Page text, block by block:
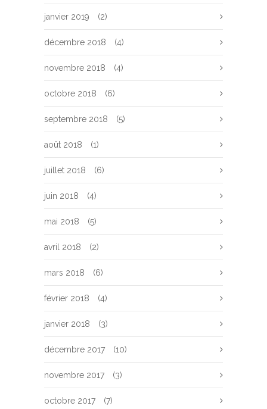
janvier 2019 (2)
décembre 2018 (4)
novembre 2018 (4)
octobre 2018 (6)
septembre 2018 (5)
août 2018 (1)
juillet 2018 (6)
juin 2018 (4)
mai 2018 (5)
avril 2018 (2)
mars 2018 (6)
février 2018 (4)
janvier 2018 (3)
décembre 2017 (10)
novembre 2017 (3)
octobre 2017 (7)